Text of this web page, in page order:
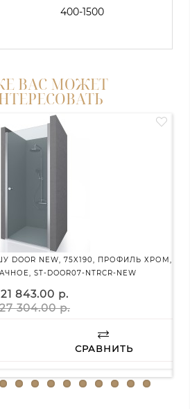
400-1500
ВАС МОЖЕТ
NEW, 75X190, ПРОФИЛЬ ХРОМ,
ST-DOOR07-NTRCR-NEW
21 843.00 р.
27 304.00 р.
СРАВНИТЬ